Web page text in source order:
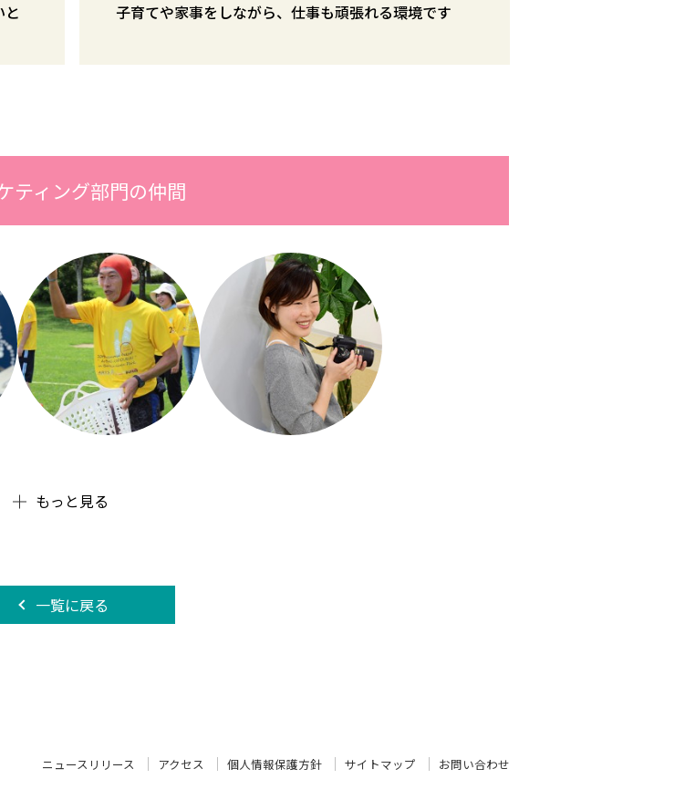
子育てや家事をしながら、仕事も頑張れる環境です
ティング部門の仲間
もっと見る
一覧に戻る
ニュースリリース アクセス 個人情報保護方針 サイトマップ お問い合わせ